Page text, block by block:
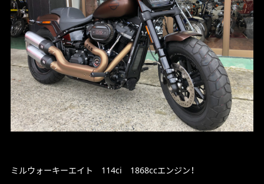
ミルウォーキーエイト 114ci 1868ccエンジン！